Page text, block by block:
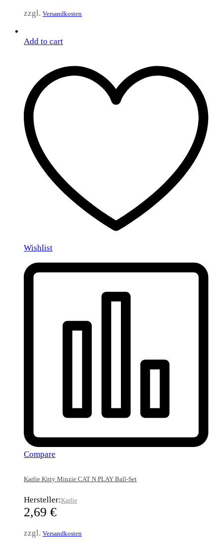
zzgl. Versandkosten
Add to cart
Wishlist
Compare
Karlie Kitty Minzie CAT N PLAY Ball-Set
Hersteller:Karlie
2,69 €
zzgl. Versandkosten